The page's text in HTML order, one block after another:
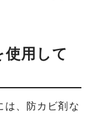
用して
は、防カビ剤な